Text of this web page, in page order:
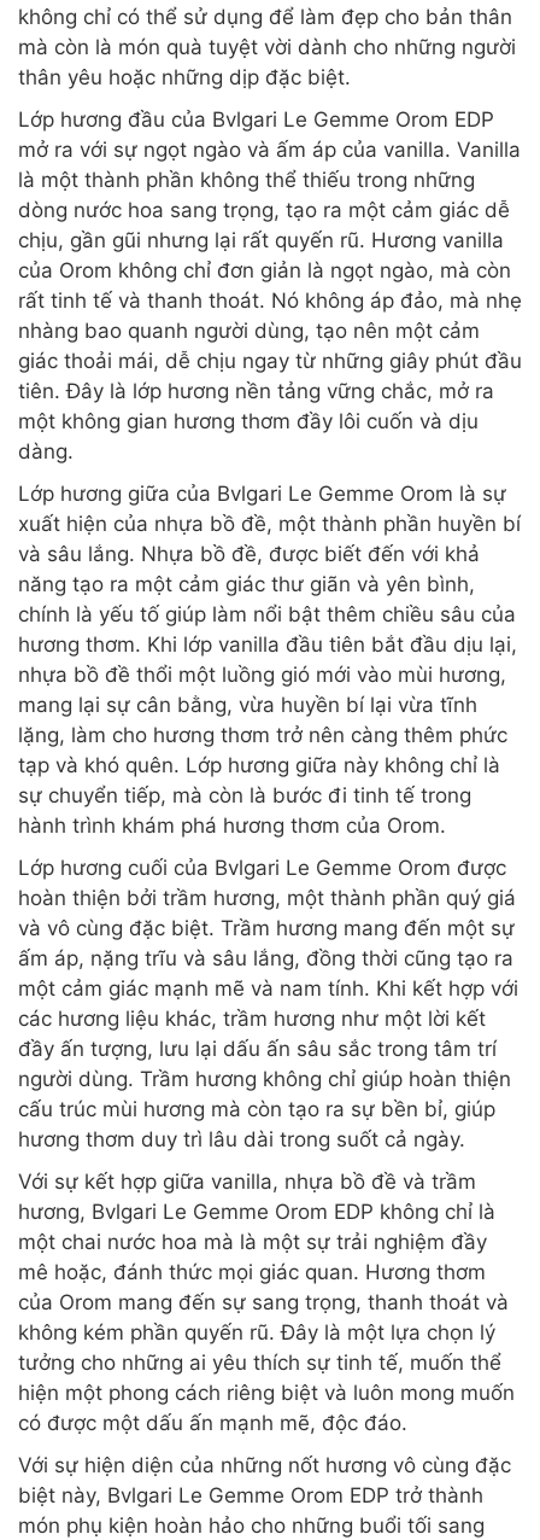
không chỉ có thể sử dụng để làm đẹp cho bản thân
mà còn là món quà tuyệt vời dành cho những người
thân yêu hoặc những dịp đặc biệt.
Lớp hương đầu của Bvlgari Le Gemme Orom EDP
mở ra với sự ngọt ngào và ấm áp của vanilla. Vanilla
là một thành phần không thể thiếu trong những
dòng nước hoa sang trọng, tạo ra một cảm giác dễ
chịu, gần gũi nhưng lại rất quyến rũ. Hương vanilla
của Orom không chỉ đơn giản là ngọt ngào, mà còn
rất tinh tế và thanh thoát. Nó không áp đảo, mà nhẹ
nhàng bao quanh người dùng, tạo nên một cảm
giác thoải mái, dễ chịu ngay từ những giây phút đầu
tiên. Đây là lớp hương nền tảng vững chắc, mở ra
một không gian hương thơm đầy lôi cuốn và dịu
dàng.
Lớp hương giữa của Bvlgari Le Gemme Orom là sự
xuất hiện của nhựa bồ đề, một thành phần huyền bí
và sâu lắng. Nhựa bồ đề, được biết đến với khả
năng tạo ra một cảm giác thư giãn và yên bình,
chính là yếu tố giúp làm nổi bật thêm chiều sâu của
hương thơm. Khi lớp vanilla đầu tiên bắt đầu dịu lại,
nhựa bồ đề thổi một luồng gió mới vào mùi hương,
mang lại sự cân bằng, vừa huyền bí lại vừa tĩnh
lặng, làm cho hương thơm trở nên càng thêm phức
tạp và khó quên. Lớp hương giữa này không chỉ là
sự chuyển tiếp, mà còn là bước đi tinh tế trong
hành trình khám phá hương thơm của Orom.
Lớp hương cuối của Bvlgari Le Gemme Orom được
hoàn thiện bởi trầm hương, một thành phần quý giá
và vô cùng đặc biệt. Trầm hương mang đến một sự
ấm áp, nặng trĩu và sâu lắng, đồng thời cũng tạo ra
một cảm giác mạnh mẽ và nam tính. Khi kết hợp với
các hương liệu khác, trầm hương như một lời kết
đầy ấn tượng, lưu lại dấu ấn sâu sắc trong tâm trí
người dùng. Trầm hương không chỉ giúp hoàn thiện
cấu trúc mùi hương mà còn tạo ra sự bền bỉ, giúp
hương thơm duy trì lâu dài trong suốt cả ngày.
Với sự kết hợp giữa vanilla, nhựa bồ đề và trầm
hương, Bvlgari Le Gemme Orom EDP không chỉ là
một chai nước hoa mà là một sự trải nghiệm đầy
mê hoặc, đánh thức mọi giác quan. Hương thơm
của Orom mang đến sự sang trọng, thanh thoát và
không kém phần quyến rũ. Đây là một lựa chọn lý
tưởng cho những ai yêu thích sự tinh tế, muốn thể
hiện một phong cách riêng biệt và luôn mong muốn
có được một dấu ấn mạnh mẽ, độc đáo.
Với sự hiện diện của những nốt hương vô cùng đặc
biệt này, Bvlgari Le Gemme Orom EDP trở thành
món phụ kiện hoàn hảo cho những buổi tối sang